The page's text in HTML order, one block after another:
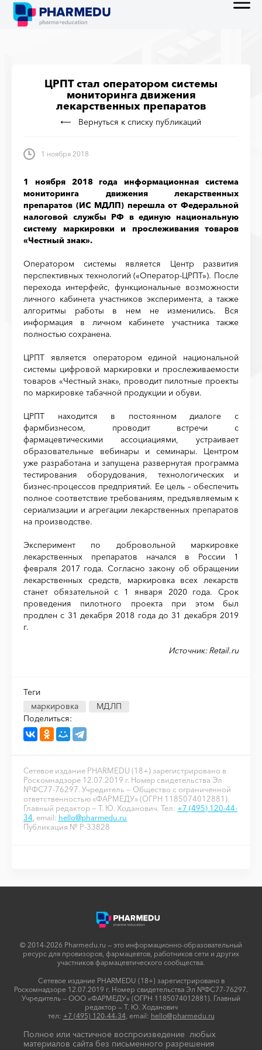
ЦРПТ стал оператором системы
мониторинга движения
лекарственных препаратов
Вернуться к списку публикаций
1 ноября 2018
1 ноября 2018 года информационная система
мониторинга движения лекарственных
препаратов (ИС МДЛП) перешла от Федеральной
налоговой службы РФ в единую национальную
систему маркировки и прослеживания товаров
«Честный знак».
Оператором системы является Центр развития
перспективных технологий («Оператор-ЦРПТ»). После
перехода интерфейс, функциональные возможности
личного кабинета участников эксперимента, а также
алгоритмы работы в нем не изменились. Вся
информация в личном кабинете участника также
полностью сохранена.
ЦРПТ является оператором единой национальной
системы цифровой маркировки и прослеживаемости
товаров «Честный знак», проводит пилотные проекты
по маркировке табачной продукции и обуви.
ЦРПТ находится в постоянном диалоге с
фармбизнесом, проводит встречи с
фармацевтическими ассоциациями, устраивает
образовательные вебинары и семинары. Центром
уже разработана и запущена развернутая программа
тестирования оборудования, технологических и
бизнес-процессов предприятий. Ее цель – обеспечить
полное соответствие требованиям, предъявляемым к
сериализации и агрегации лекарственных препаратов
на производстве.
Эксперимент по добровольной маркировке
лекарственных препаратов начался в России 1
февраля 2017 года. Согласно закону об обращении
лекарственных средств, маркировка всех лекарств
станет обязательной с 1 января 2020 года. Срок
проведения пилотного проекта при этом был
продлен с 31 декабря 2018 года до 31 декабря 2019
г.
Источник: Retail.ru
Теги
маркировка
МДЛП
Поделиться:
Сетевое издание PHARMEDU (18+) зарегистрировано в
Роскомнадзоре 12.07.2019 г. Номер свидетельства Эл
№ФС77-76297. Учредитель — Общество с ограниченной
ответственностью «ФАРМЕДУ» (ОГРН 1185074012881).
Главный редактор — Т. Ю. Ходанович. Тел: +7 (495) 120-44-
34 , email: hello@pharmedu.ru
Публикация № P-33828
© 2014-2026 Pharmedu.ru — это информационно-образовательный
ресурс для провизоров, фармацевтов, работников сети и других
участников фармацевтического сообщества.
Сетевое издание PHARMEDU (18+) зарегистрировано в
Роскомнадзоре 12.07.2019 г. Номер свидетельства Эл №ФС77-76297.
Учредитель — ООО «ФАРМЕДУ» (ОГРН 1185074012881). Главный
редактор — Т. Ю. Ходанович
тел: +7 (495) 120-44-34, email: hello@pharmedu.ru
Полное или частичное воспроизведение любых
материалов сайта без письменного разрешения